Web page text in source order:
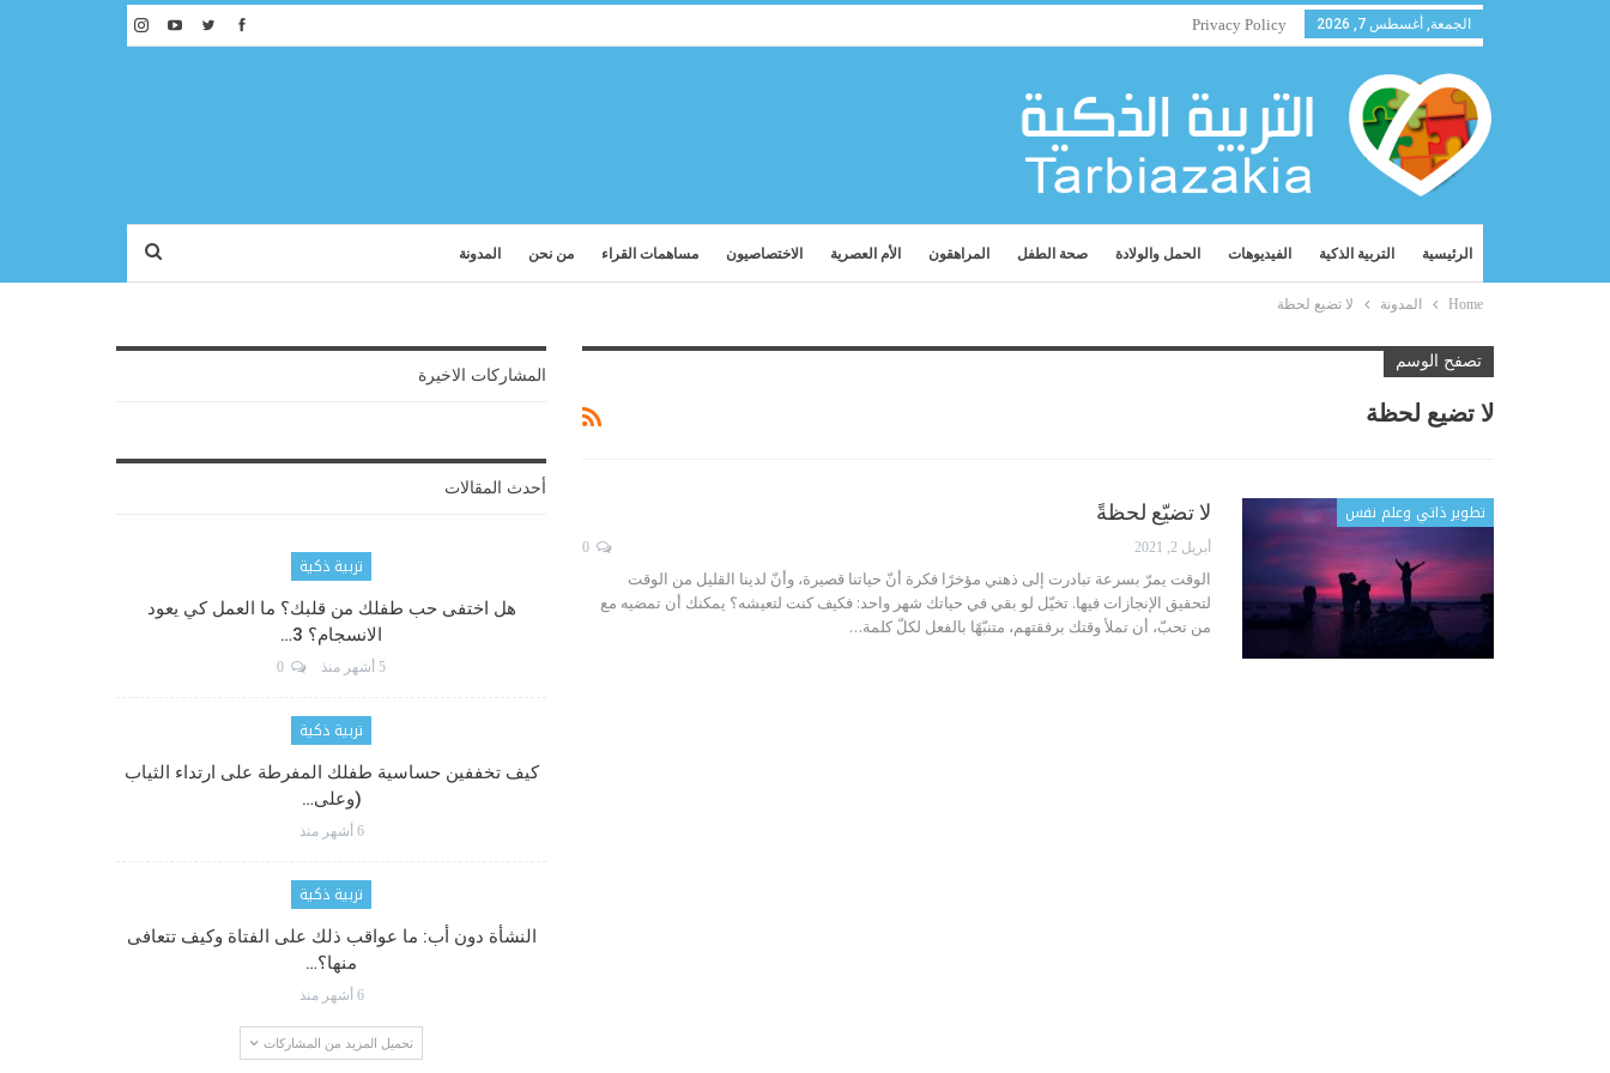
الجمعة, أغسطس 7, 2026 Privacy Policy
الرئيسية التربية الذكية الفيديوهات الحمل والولادة صحة الطفل المراهقون الأم العصرية الاختصاصيون مساهمات القراء من نحن المدونة
Home المدونة لا تضيع لحظة
تصفح الوسم
لا تضيع لحظة
تطوير ذاتي وعلم نفس لا تضيّع لحظةً
أبريل 2, 2021
الوقت يمرّ بسرعة تبادرت إلى ذهني مؤخرًا فكرة أنّ حياتنا قصيرة، وأنّ لدينا القليل من الوقت
لتحقيق الإنجازات فيها. تخيّل لو بقي في حياتك شهر واحد: فكيف كنت لتعيشه؟ يمكنك أن تمضيه مع
من تحبّ، أن تملأ وقتك برفقتهم، متنبّهًا بالفعل لكلّ كلمة…
المشاركات الاخيرة
أحدث المقالات
تربية ذكية
هل اختفى حب طفلك من قلبك؟ ما العمل كي يعود
الانسجام؟ 3…
5 أشهر منذ
تربية ذكية
كيف تخففين حساسية طفلك المفرطة على ارتداء الثياب
(وعلى…
6 أشهر منذ
تربية ذكية
النشأة دون أب: ما عواقب ذلك على الفتاة وكيف تتعافى
منها؟…
6 أشهر منذ
تحميل المزيد من المشاركات